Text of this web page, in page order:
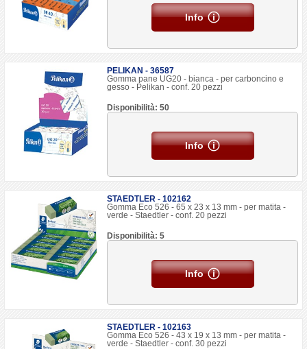
Info
PELIKAN - 36587
Gomma pane UG20 - bianca - per carboncino e
gesso - Pelikan - conf. 20 pezzi
Disponibilità: 50
Info
STAEDTLER - 102162
Gomma Eco 526 - 65 x 23 x 13 mm - per matita -
verde - Staedtler - conf. 20 pezzi
Disponibilità: 5
Info
STAEDTLER - 102163
Gomma Eco 526 - 43 x 19 x 13 mm - per matita -
verde - Staedtler - conf. 30 pezzi